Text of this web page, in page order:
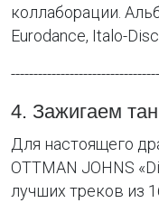
коллаборации.
Eurodance, Italo-
4. Зажигаем
Для настоящего
OTTMAN JOHNS
лучших треков из